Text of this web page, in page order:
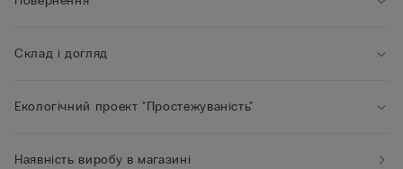
Склад і догляд
Екологічний проект "Простежуваність"
Наявність виробу в магазині